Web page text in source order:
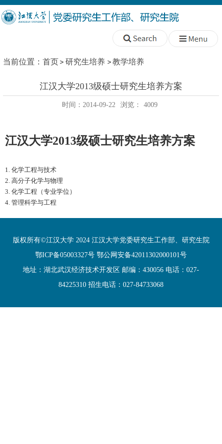
当前位置： 首页 研究生培养 教学培养
江汉大学2013级硕士研究生培养方案
时间：2014-09-22 浏览： 4009
江汉大学2013级硕士研究生培养方案
1. 化学工程与技术
2. 高分子化学与物理
3. 化学工程（专业学位）
4. 管理科学与工程
版权所有©江汉大学 2024 江汉大学党委研究生工作部、研究生院
鄂ICP备05003327号 鄂公网安备42011302000101号
地址：湖北武汉经济技术开发区 邮编：430056 电话：027-
84225310 招生电话：027-84733068